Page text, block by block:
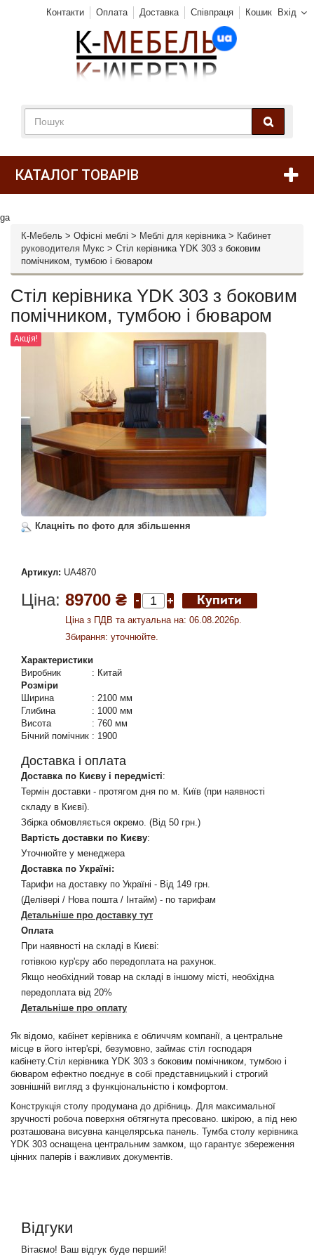
Вхід
Контакти Оплата Доставка Співпраця Кошик
КАТАЛОГ ТОВАРІВ
ga
К-Мебель > Офісні меблі > Меблі для керівника> Кабинет
руководителя Мукс > Стіл керівника YDK 303 з боковим
помічником, тумбою і бюваром
Стіл керівника YDK 303 з боковим
помічником, тумбою і бюваром
Акція!
Клацніть по фото для збільшення
Артикул: UA4870
Ціна: 89700 ₴
Ціна з ПДВ та актуальна на: 06.08.2026р.
Збирання: уточнюйте.
Характеристики
Виробник
: Китай
Розміри
Ширина
: 2100 мм
Глибина
: 1000 мм
Висота
: 760 мм
Бічний помічник : 1900
Доставка і оплата
Доставка по Києву і передмісті:
Термін доставки - протягом дня по м. Київ (при наявності
складу в Києві).
Збірка обмовляється окремо. (Від 50 грн.)
Вартість доставки по Києву:
Уточнюйте у менеджера
Доставка по Україні:
Тарифи на доставку по Україні - Від 149 грн.
(Делівері / Нова пошта / Інтайм) - по тарифам
Детальніше про доставку тут
Оплата
При наявності на складі в Києві:
готівкою кур'єру або передоплата на рахунок.
Якщо необхідний товар на складі в іншому місті, необхідна
передоплата від 20%
Детальніше про оплату
Як відомо, кабінет керівника є обличчям компанії, а центральне
місце в його інтер'єрі, безумовно, займає стіл господаря
кабінету.Стіл керівника YDK 303 з боковим помічником, тумбою і
бюваром ефектно поєднує в собі представницький і строгий
зовнішній вигляд з функціональністю і комфортом.
Конструкція столу продумана до дрібниць. Для максимальної
зручності робоча поверхня обтягнута пресовано. шкірою, а під нею
розташована висувна канцелярська панель. Тумба столу керівника
YDK 303 оснащена центральним замком, що гарантує збереження
цінних паперів і важливих документів.
Відгуки
Вітаємо! Ваш відгук буде перший!